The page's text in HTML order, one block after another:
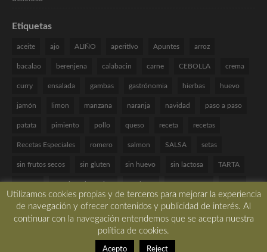
Etiquetas
aceite ajo ALIÑO aperitivo Apuntes arroz
bacalao berenjena calabacin carne CEBOLLA crema
curry ensalada gambas gastrónomia hierbas huevo
jamón limon manzana naranja navidad paso a paso
patata pimiento pollo queso receta recetas
Recetas Especiales romero salmon SALSA setas
sin frutos secos sin gluten sin huevo sin lactosa TARTA
Utilizamos cookies propias y de terceros para mejorar la experiencia
de navegación y ofrecer contenidos y publicidad de interés. Al
continuar con la navegación entendemos que se acepta nuestra
política de cookies.
Acepto Reject